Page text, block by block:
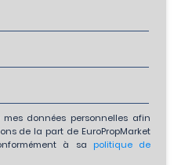
données personnelles afin
de la part de EuroPropMarket
à sa politique de